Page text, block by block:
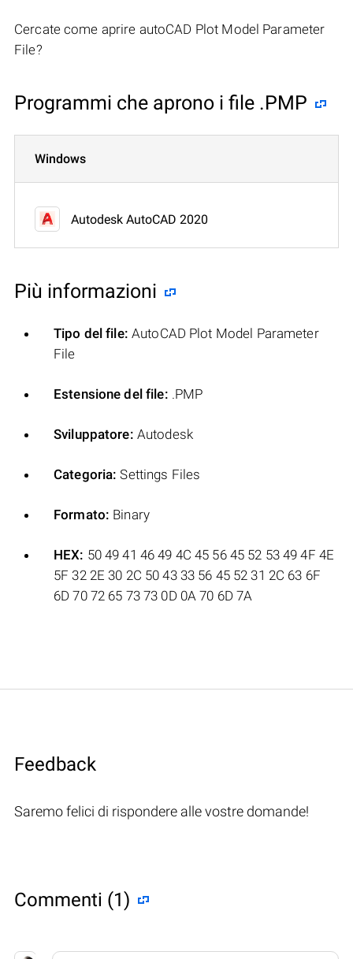
Cercate come aprire autoCAD Plot Model Parameter
File?
Programmi che aprono i file .PMP
Windows
Autodesk AutoCAD 2020
Più informazioni
Tipo del file: AutoCAD Plot Model Parameter
File
Estensione del file: .PMP
Sviluppatore: Autodesk
Categoria: Settings Files
Formato: Binary
HEX: 50 49 41 46 49 4C 45 56 45 52 53 49 4F 4E
5F 32 2E 30 2C 50 43 33 56 45 52 31 2C 63 6F
6D 70 72 65 73 73 0D 0A 70 6D 7A
Feedback
Saremo felici di rispondere alle vostre domande!
Commenti (1)